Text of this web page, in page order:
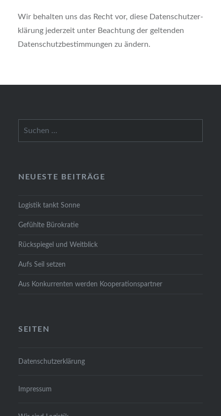
Wir behal­ten uns das Recht vor, die­se Daten­schutz­er­
klä­rung jeder­zeit unter Beach­tung der gel­ten­den
Daten­schutz­be­stim­mun­gen zu ändern.
NEU­ES­TE BEI­TRÄ­GE
Logis­tik tankt Son­ne
Gefühl­te Büro­kra­tie
Rück­spie­gel und Weit­blick
Aufs Seil set­zen
Aus Kon­kur­ren­ten wer­den Koope­ra­ti­ons­part­ner
SEI­TEN
Daten­schutz­er­klä­rung
Impres­sum